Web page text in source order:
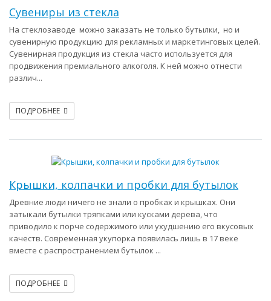
Сувениры из стекла
На стеклозаводе можно заказать не только бутылки, но и
сувенирную продукцию для рекламных и маркетинговых целей.
Сувенирная продукция из стекла часто используется для
продвижения премиального алкоголя. К ней можно отнести
различ...
ПОДРОБНЕЕ
Крышки, колпачки и пробки для бутылок
Древние люди ничего не знали о пробках и крышках. Они
затыкали бутылки тряпками или кусками дерева, что
приводило к порче содержимого или ухудшению его вкусовых
качеств. Современная укупорка появилась лишь в 17 веке
вместе с распространением бутылок ...
ПОДРОБНЕЕ